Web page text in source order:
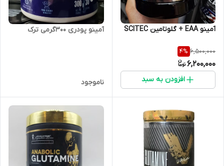
آمینو EAA + گلوتامین SCITEC
6,500,000
4%
6,200,000
افزودن به سبد
آمینو پودری ۳۰۰گرمی ترک
ناموجود